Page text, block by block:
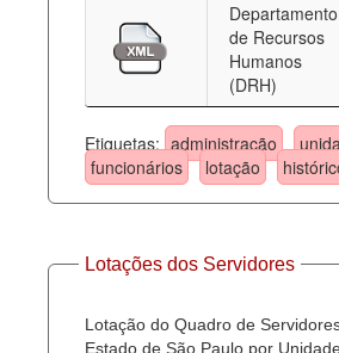
Departamento
de Recursos
Humanos
(DRH)
Etiquetas: administração
funcionários
lotação
Lotações dos Servidores
Lotação do Quadro de
Estado de São Paulo por